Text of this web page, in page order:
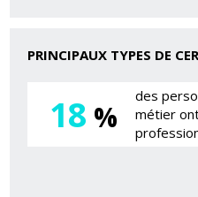
PRINCIPAUX TYPES DE
18 %
des
métier